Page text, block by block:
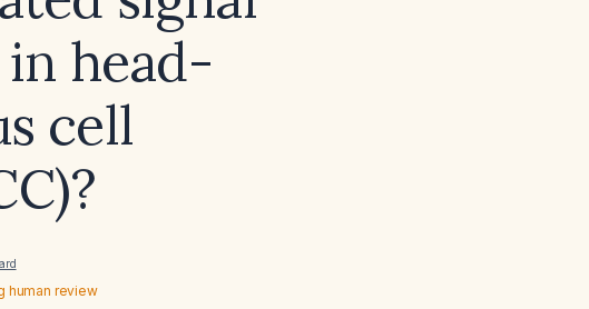
head-
cell
human review